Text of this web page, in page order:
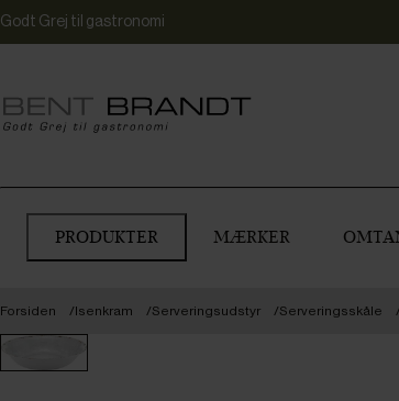
Godt Grej til gastronomi
PRODUKTER MÆRKER
Forsiden Isenkram Serveringsudstyr Serveringsskåle